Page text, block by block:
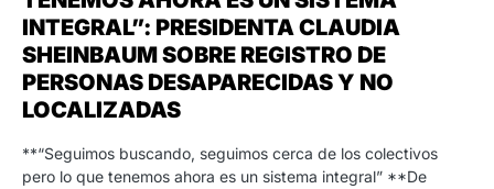
INTEGRAL”: PRESIDENTA CLAUDIA
SHEINBAUM SOBRE REGISTRO DE
PERSONAS DESAPARECIDAS Y NO
LOCALIZADAS
**“Seguimos buscando, seguimos cerca de los colectivos
pero lo que tenemos ahora es un sistema integral” **De